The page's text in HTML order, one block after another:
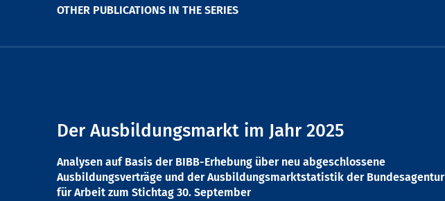
OTHER PUBLICATIONS IN THE SERIES
Der Ausbildungsmarkt im Jahr 2025
Analysen auf Basis der BIBB-Erhebung über neu abgeschlossene
Ausbildungsverträge und der Ausbildungsmarktstatistik der Bundesagentur
für Arbeit zum Stichtag 30. September